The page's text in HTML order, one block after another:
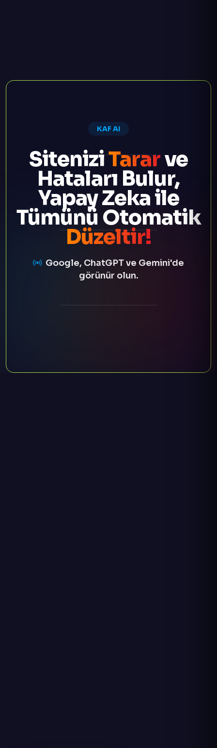
KAF AI
SiteniziTararve
Hataları Bulur,
Yapay Zeka ile
Tümünü Otomatik
Düzeltir!
Google, ChatGPT ve Gemini'de
görünür olun.